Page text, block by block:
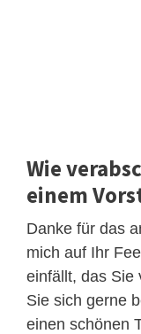
Wie
einem
Danke für das
mich auf Ihr
einfällt, das Sie
Sie sich gerne
einen schönen